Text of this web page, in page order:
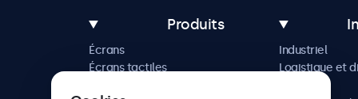
Produits
Écrans
Écrans tactiles
Industriel
Logistique et